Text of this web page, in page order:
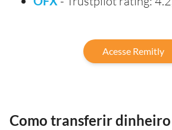
Acesse Remitly
Como transferir dinheiro